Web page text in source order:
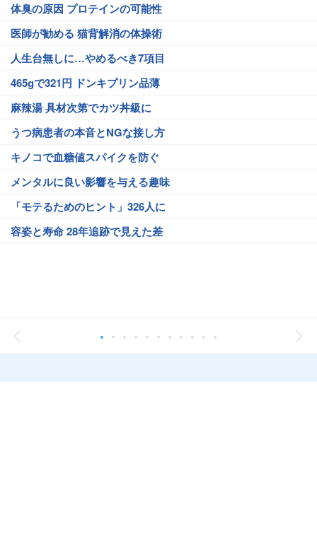
体臭の原因 プロテインの可能性
医師が勧める 猫背解消の体操術
人生台無しに…やめるべき7項目
465gで321円 ドンキプリン品薄
麻辣湯 具材次第でカツ丼級に
うつ病患者の本音とNGな接し方
キノコで血糖値スパイクを防ぐ
メンタルに良い影響を与える趣味
「モテるためのヒント」326人に
容姿と寿命 28年追跡で見えた差